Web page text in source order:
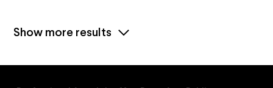
Show more results